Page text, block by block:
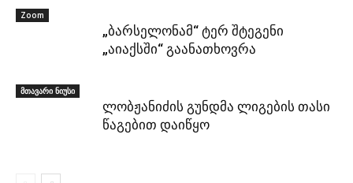
Zoom
„ბარსელონამ“ ტერ შტეგენი
„აიაქსში“ გაანათხოვრა
მთავარი ნიუსი
ლობჟანიძის გუნდმა ლიგების თასი
წაგებით დაიწყო